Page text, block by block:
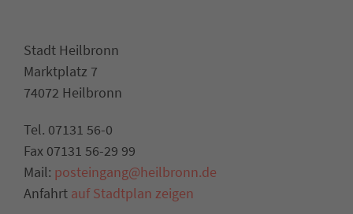
Stadt Heilbronn
Marktplatz 7
74072 Heilbronn
Tel. 07131 56-0
Fax 07131 56-29 99
Mail: posteingang@heilbronn.de
Anfahrt auf Stadtplan zeigen